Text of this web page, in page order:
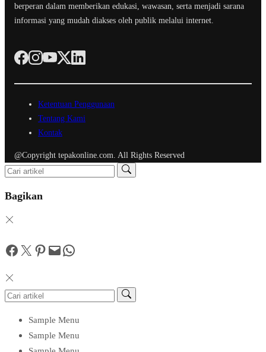
berperan dalam memberikan edukasi, wawasan, serta menjadi sarana
informasi yang mudah diakses oleh publik melalui internet.
Ketentuan Penggunaan
Tentang Kami
Kontak
@Copyright tepakonline.com. All Rights Reserved
Bagikan
Facebook
Twitter
Pinterest
MailWhatsApp
Sample Menu
Sample Menu